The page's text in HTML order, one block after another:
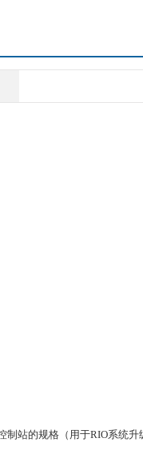
站的规格（用于RIO系统升